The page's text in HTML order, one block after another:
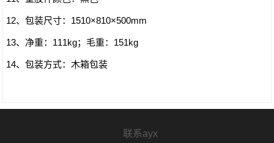
12、包装尺寸：1510×810×500mm
13、净重：111kg；毛重：151kg
14、包装方式：木箱包装
联系ayx